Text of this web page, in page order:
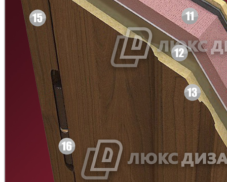
Д-33 Д-35 Н
Д-35 СС
C49